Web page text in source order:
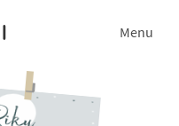
Menu